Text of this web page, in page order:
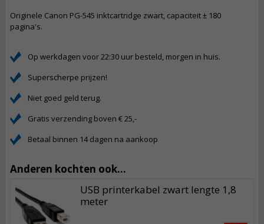
Originele Canon PG-545 inktcartridge zwart, capaciteit ± 180
pagina's.
Op werkdagen voor 22:30 uur besteld, morgen in huis.
Superscherpe prijzen!
Niet goed geld terug.
Gratis verzending boven € 25,-
Betaal binnen 14 dagen na aankoop
Anderen kochten ook...
USB printerkabel zwart lengte 1,8
meter